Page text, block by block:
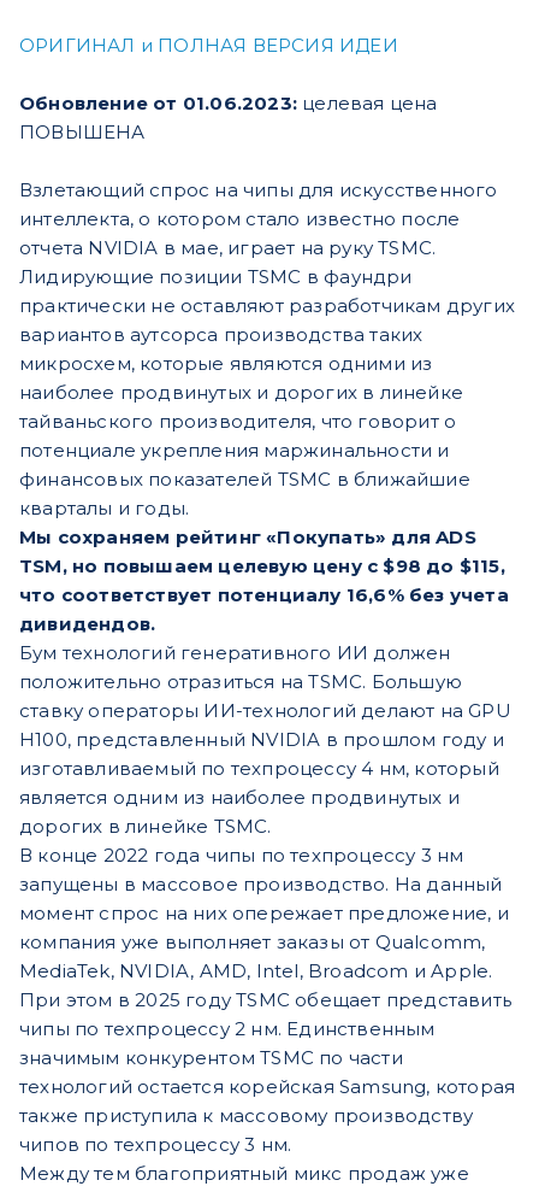
ОРИГИНАЛ и ПОЛНАЯ ВЕРСИЯ ИДЕИ
Обновление от 01.06.2023: целевая цена
ПОВЫШЕНА
Взлетающий спрос на чипы для искусственного
интеллекта, о котором стало известно после
отчета NVIDIA в мае, играет на руку TSMC.
Лидирующие позиции TSMC в фаундри
практически не оставляют разработчикам других
вариантов аутсорса производства таких
микросхем, которые являются одними из
наиболее продвинутых и дорогих в линейке
тайваньского производителя, что говорит о
потенциале укрепления маржинальности и
финансовых показателей TSMC в ближайшие
кварталы и годы.
Мы сохраняем рейтинг «Покупать» для ADS
TSM, но повышаем целевую цену с $98 до $115,
что соответствует потенциалу 16,6% без учета
дивидендов.
Бум технологий генеративного ИИ должен
положительно отразиться на TSMC. Большую
ставку операторы ИИ-технологий делают на GPU
H100, представленный NVIDIA в прошлом году и
изготавливаемый по техпроцессу 4 нм, который
является одним из наиболее продвинутых и
дорогих в линейке TSMC.
В конце 2022 года чипы по техпроцессу 3 нм
запущены в массовое производство. На данный
момент спрос на них опережает предложение, и
компания уже выполняет заказы от Qualcomm,
MediaTek, NVIDIA, AMD, Intel, Broadcom и Apple.
При этом в 2025 году TSMC обещает представить
чипы по техпроцессу 2 нм. Единственным
значимым конкурентом TSMC по части
технологий остается корейская Samsung, которая
также приступила к массовому производству
чипов по техпроцессу 3 нм.
Между тем благоприятный микс продаж уже